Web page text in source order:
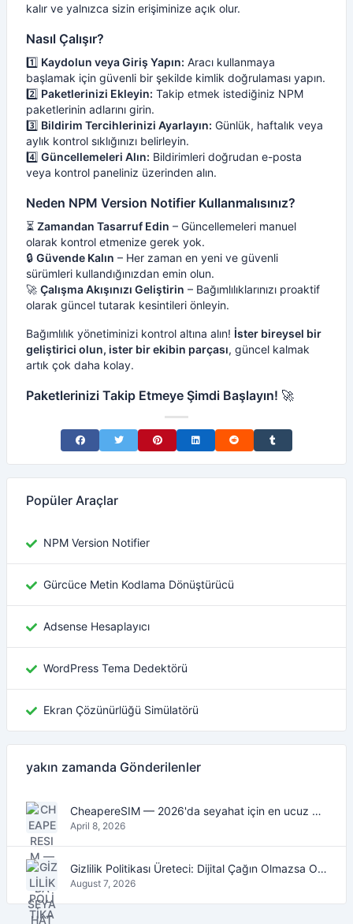
kalır ve yalnızca sizin erişiminize açık olur.
Nasıl Çalışır?
1️⃣ Kaydolun veya Giriş Yapın: Aracı kullanmaya
başlamak için güvenli bir şekilde kimlik doğrulaması yapın.
2️⃣ Paketlerinizi Ekleyin: Takip etmek istediğiniz NPM
paketlerinin adlarını girin.
3️⃣ Bildirim Tercihlerinizi Ayarlayın: Günlük, haftalık veya
aylık kontrol sıklığınızı belirleyin.
4️⃣ Güncellemeleri Alın: Bildirimleri doğrudan e-posta
veya kontrol paneliniz üzerinden alın.
Neden NPM Version Notifier Kullanmalısınız?
⏳ Zamandan Tasarruf Edin – Güncellemeleri manuel
olarak kontrol etmenize gerek yok.
🔒 Güvende Kalın – Her zaman en yeni ve güvenli
sürümleri kullandığınızdan emin olun.
🚀 Çalışma Akışınızı Geliştirin – Bağımlılıklarınızı proaktif
olarak güncel tutarak kesintileri önleyin.
Bağımlılık yönetiminizi kontrol altına alın! İster bireysel bir
geliştirici olun, ister bir ekibin parçası, güncel kalmak
artık çok daha kolay.
Paketlerinizi Takip Etmeye Şimdi Başlayın! 🚀
Share on Facebook
Share on TwitterShare on Pinterest
Share on LinkedIn
Share on RedditShare on Tumblr
Popüler Araçlar
NPM Version Notifier
Gürcüce Metin Kodlama Dönüştürücü
Adsense Hesaplayıcı
WordPress Tema Dedektörü
Ekran Çözünürlüğü Simülatörü
yakın zamanda Gönderilenler
CheapereSIM — 2026'da seyahat için en ucuz eSIM veri planlarını bulun
April 8, 2026
Gizlilik Politikası Üreteci: Dijital Çağın Olmazsa Olmaz Aracı
August 7, 2026